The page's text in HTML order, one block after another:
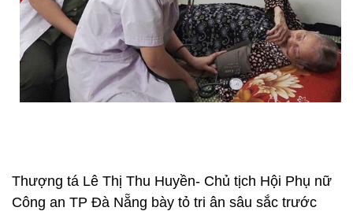
Thượng tá Lê Thị Thu Huyền- Chủ tịch Hội Phụ nữ
Công an TP Đà Nẵng bày tỏ tri ân sâu sắc trước